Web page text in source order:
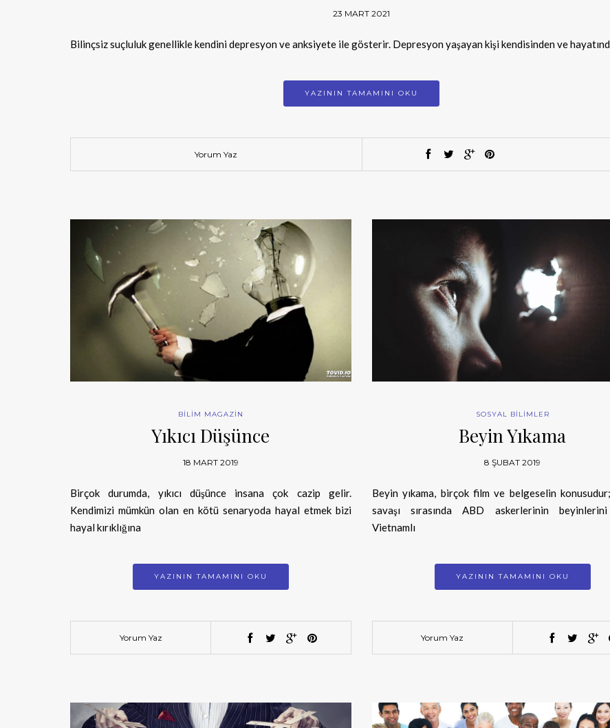
23 MART 2021
Bilinçsiz suçluluk genellikle kendini depresyon ve anksiyete ile gösterir. Depresyon yaşayan kişi kendisinden ve
YAZININ TAMAMINI OKU
Yorum Yaz
BİLİM MAGAZİN
Yıkıcı Düşünce
18 MART 2019
Birçok durumda, yıkıcı düşünce insana çok cazip gelir.
Kendimizi mümkün olan en kötü senaryoda hayal etmek bizi
hayal kırıklığına
YAZININ TAMAMINI OKU
Yorum Yaz
SOSYAL BİLİMLER
Beyin Yıkama
8 ŞUBAT 2019
Beyin yıkama, birçok film ve belgeselin
savaşı sırasında ABD askerlerinin
Vietnamlı
YAZININ TAMAMINI OKU
Yorum Yaz